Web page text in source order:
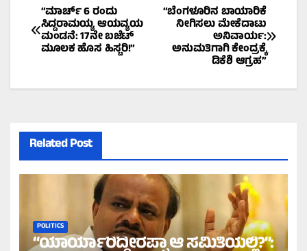
Post
navigation
“ಬೆಂಗಳೂರಿನ ಬಾಯಾರಿಕೆ
ನೀಗಿಸಲು ಮೇಕೆದಾಟು
ಅನಿವಾರ್ಯ:
ಅನುಮತಿಗಾಗಿ ಕೇಂದ್ರಕ್ಕೆ
ಡಿಕೆಶಿ ಆಗ್ರಹ”
“ಮಾರ್ಚ್ 6 ರಂದು
ಸಿದ್ದರಾಮಯ್ಯ ಆಯವ್ಯಯ
ಮಂಡನೆ: 17ನೇ ಬಜೆಟ್
ಮೂಲಕ ಹೊಸ ಹಿಸ್ಟರಿ!”
Related Post
POLITICS
“ಯಾರ್ಯಾರಿದ್ದೀರಪ್ಪಾ ಆ ಸಮಿತಿಯಲ್ಲಿ?”: